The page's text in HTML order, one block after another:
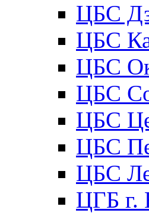
ЦБС
ЦБС
ЦБС
ЦБС
ЦБС
ЦБС
ЦБС
ЦГБ г.